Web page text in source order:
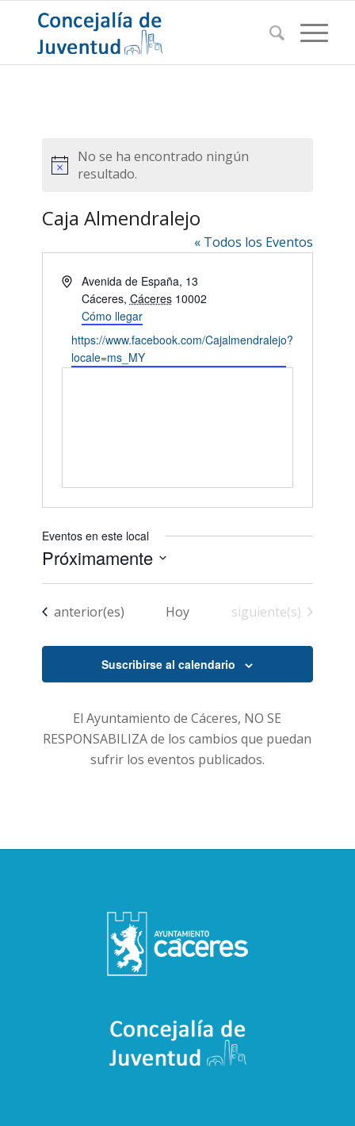
Aviso
No se ha encontrado ningún
resultado.
Caja Almendralejo
« Todos los Eventos
Dirección
Avenida de España, 13
Cáceres, Cáceres 10002
Cómo llegar
Website
https://www.facebook.com/Cajalmendralejo?
locale=ms_MY
Eventos en este local
Próximamente
Seleccionar
Eventos
anterior(es) Hoy Eventos
siguiente(s)
Suscribirse al calendario
El Ayuntamiento de Cáceres, NO SE
RESPONSABILIZA de los cambios que puedan
sufrir los eventos publicados.